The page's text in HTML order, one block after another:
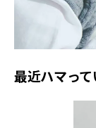
最近ハマって